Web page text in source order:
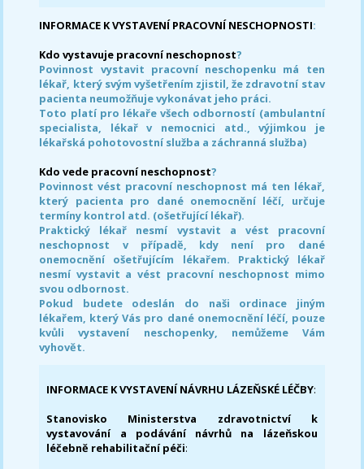
INFORMACE K VYSTAVENÍ PRACOVNÍ NESCHOPNOSTI:
Kdo vystavuje pracovní neschopnost?
Povinnost vystavit pracovní neschopenku má ten
lékař, který svým vyšetřením zjistil, že zdravotní stav
pacienta neumožňuje vykonávat jeho práci.
Toto platí pro lékaře všech odborností (ambulantní
specialista, lékař v nemocnici atd., výjimkou je
lékařská pohotovostní služba a záchranná služba)
Kdo vede pracovní neschopnost?
Povinnost vést pracovní neschopnost má ten lékař,
který pacienta pro dané onemocnění léčí, určuje
termíny kontrol atd. (ošetřující lékař).
Praktický lékař nesmí vystavit a vést pracovní
neschopnost v případě, kdy není pro dané
onemocnění ošetřujícím lékařem. Praktický lékař
nesmí vystavit a vést pracovní neschopnost mimo
svou odbornost.
Pokud budete odeslán do naši ordinace jiným
lékařem, který Vás pro dané onemocnění léčí, pouze
kvůli vystavení neschopenky, nemůžeme Vám
vyhovět.
INFORMACE K VYSTAVENÍ NÁVRHU LÁZEŇSKÉ LÉČBY:
Stanovisko Ministerstva zdravotnictví k
vystavování a podávání návrhů na lázeňskou
léčebně rehabilitační péči: